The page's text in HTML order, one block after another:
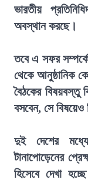
ভারতীয়
অবস্থান করছে।
তবে এ সফর সম্পর্কে
থেকে আনুষ্ঠানিক
বৈঠকের বিষয়বস্তু
বসবেন, সে বিষয়েও
দুই দেশের
টানাপোড়েনের
হিসেবে দেখা